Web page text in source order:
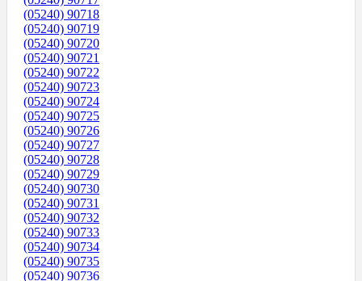
(05240) 90718
(05240) 90719
(05240) 90720
(05240) 90721
(05240) 90722
(05240) 90723
(05240) 90724
(05240) 90725
(05240) 90726
(05240) 90727
(05240) 90728
(05240) 90729
(05240) 90730
(05240) 90731
(05240) 90732
(05240) 90733
(05240) 90734
(05240) 90735
(05240) 90736